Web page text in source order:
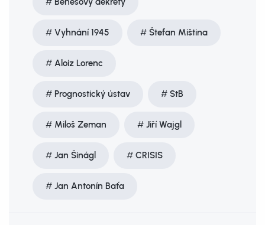
Vyhnání 1945 Štefan Miština
Aloiz Lorenc
Prognostický ústav StB
Miloš Zeman Jiří Wajgl
Jan Šinágl CRISIS
Jan Antonín Baťa